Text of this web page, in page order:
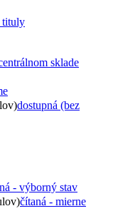
tituly
sklade
dostupná (bez
- výborný stav
čítaná - mierne